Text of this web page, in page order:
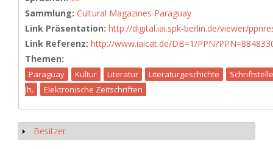
Sammlung: Cultural Magazines Paraguay
Link Präsentation: http://digital.iai.spk-berlin.de/viewer/
Link Referenz: http://www.iaicat.de/DB=1/
Themen:
Paraguay Kultur Literatur Literaturgeschichte
Jh.
Elektronische Zeitschriften
Show
Besitzer